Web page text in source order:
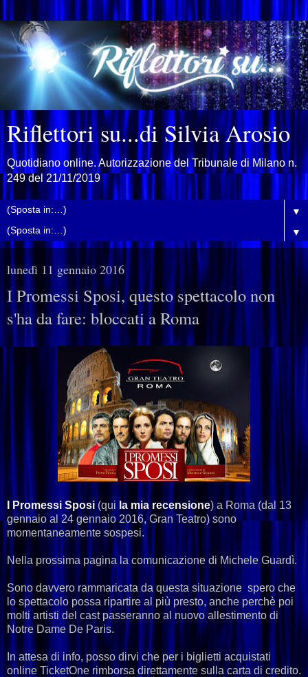
Riflettori su...di Silvia Arosio
Quotidiano online. Autorizzazione del Tribunale di Milano n.
249 del 21/11/2019
▼
▼
lunedì 11 gennaio 2016
I Promessi Sposi, questo spettacolo non
s'ha da fare: bloccati a Roma
I Promessi Sposi (qui la mia recensione) a Roma (dal 13
gennaio al 24 gennaio 2016, Gran Teatro) sono
momentaneamente sospesi.
Nella prossima pagina la comunicazione di Michele Guardì.
Sono davvero rammaricata da questa situazione spero che
lo spettacolo possa ripartire al più presto, anche perchè poi
molti artisti del cast passeranno al nuovo allestimento di
Notre Dame De Paris.
In attesa di info, posso dirvi che per i biglietti acquistati
online TicketOne rimborsa direttamente sulla carta di credito.